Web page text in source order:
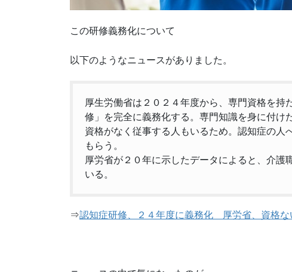
この研修義務化について
以下のようなニュースがありました。
厚生労働省は２０２４年度から、専門資格を
修」を完全に義務化する。専門知識を身に付け
資格がなく従事する人もいるため。認知症の
もらう。
厚労省が２０年に示したデータによると、介護
いる。
⇒認知症研修、２４年度に義務化 厚労省、資格な